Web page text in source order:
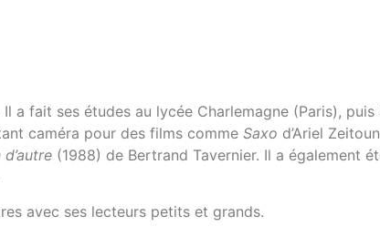
a fait ses études au lycée Charlemagne (Paris), puis
caméra pour des films comme Saxo d’Ariel
(1988) de Bertrand Tavernier. Il a également
avec ses lecteurs petits et grands.